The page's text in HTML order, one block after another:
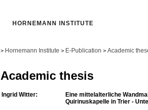
HORNEMANN INSTITUTE
> Hornemann Institute > E-Publication > Academic
Academic thesis
Ingrid Witter:
Eine mittelalterliche
Quirinuskapelle in Trier -